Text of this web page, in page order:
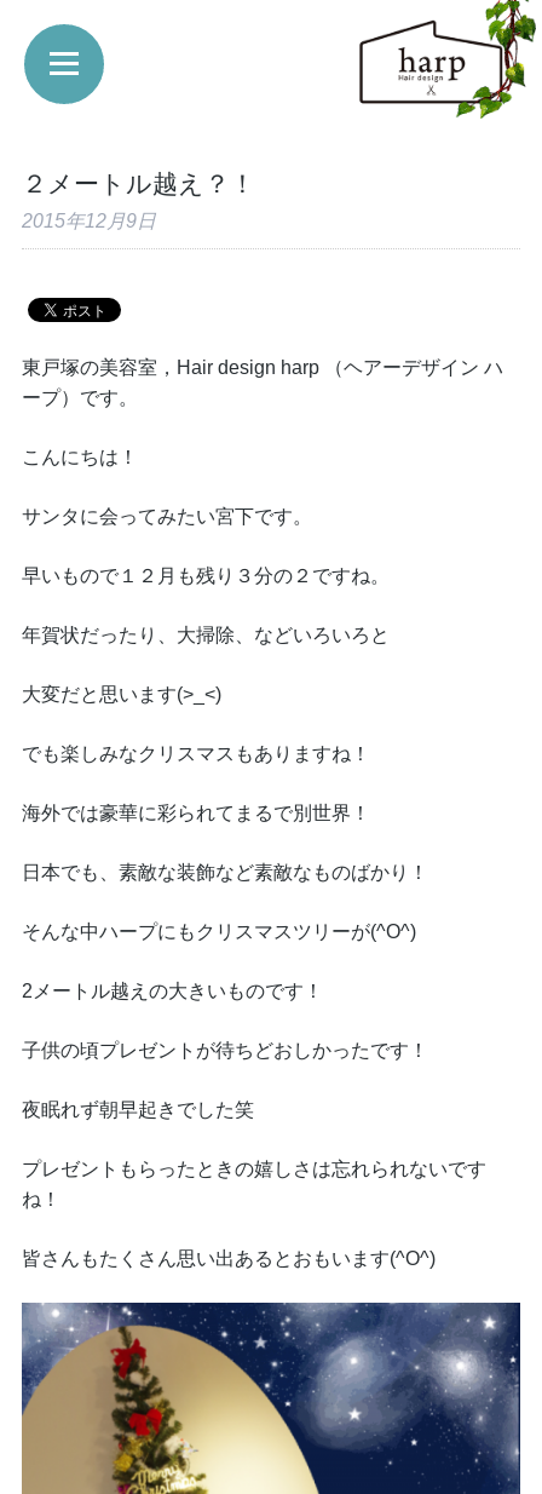
２メートル越え？！
2015年12月9日
東戸塚の美容室，Hair design harp （ヘアーデザイン ハ
ープ）です。
こんにちは！
サンタに会ってみたい宮下です。
早いもので１２月も残り３分の２ですね。
年賀状だったり、大掃除、などいろいろと
大変だと思います(>_<)
でも楽しみなクリスマスもありますね！
海外では豪華に彩られてまるで別世界！
日本でも、素敵な装飾など素敵なものばかり！
そんな中ハープにもクリスマスツリーが(^O^)
2メートル越えの大きいものです！
子供の頃プレゼントが待ちどおしかったです！
夜眠れず朝早起きでした笑
プレゼントもらったときの嬉しさは忘れられないです
ね！
皆さんもたくさん思い出あるとおもいます(^O^)